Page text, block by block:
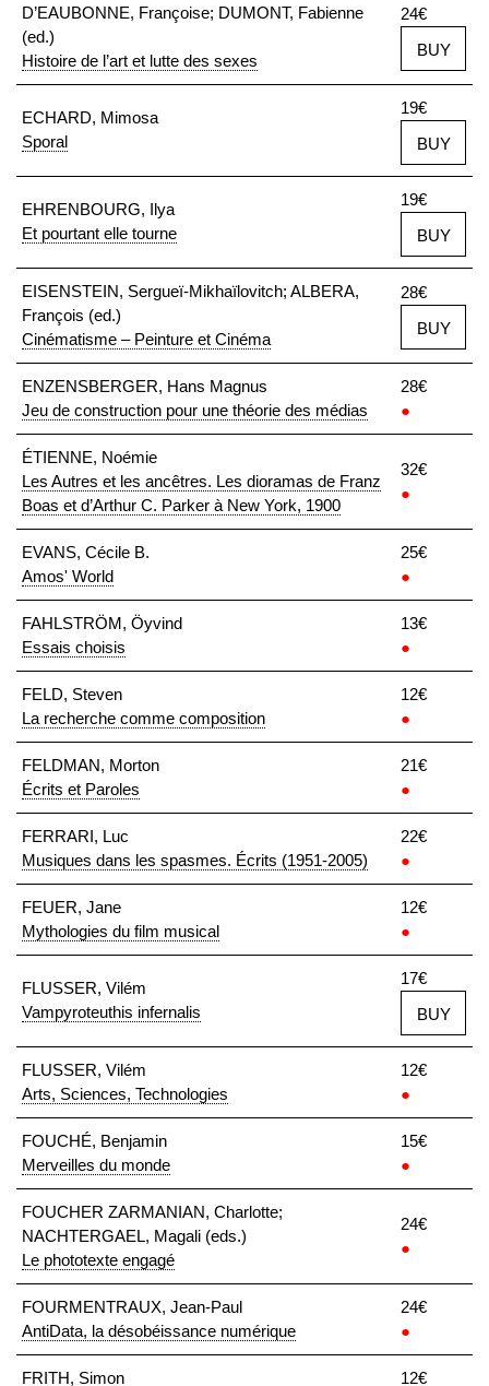
D’EAUBONNE, Françoise; DUMONT, Fabienne
(ed.)
Histoire de l’art et lutte des sexes
24€
BUY
ECHARD, Mimosa
Sporal
19€
BUY
EHRENBOURG, Ilya
Et pourtant elle tourne
19€
BUY
EISENSTEIN, Sergueï-Mikhaïlovitch; ALBERA,
François (ed.)
Cinématisme – Peinture et Cinéma
28€
BUY
ENZENSBERGER, Hans Magnus
Jeu de construction pour une théorie des médias
28€
●
ÉTIENNE, Noémie
Les Autres et les ancêtres. Les dioramas de Franz
Boas et d’Arthur C. Parker à New York, 1900
32€
●
EVANS, Cécile B.
Amos' World
25€
●
FAHLSTRÖM, Öyvind
Essais choisis
13€
●
FELD, Steven
La recherche comme composition
12€
●
FELDMAN, Morton
Écrits et Paroles
21€
●
FERRARI, Luc
Musiques dans les spasmes. Écrits (1951-2005)
22€
●
FEUER, Jane
Mythologies du film musical
12€
●
FLUSSER, Vilém
Vampyroteuthis infernalis
17€
BUY
FLUSSER, Vilém
Arts, Sciences, Technologies
12€
●
FOUCHÉ, Benjamin
Merveilles du monde
15€
●
FOUCHER ZARMANIAN, Charlotte;
NACHTERGAEL, Magali (eds.)
Le phototexte engagé
24€
●
FOURMENTRAUX, Jean-Paul
AntiData, la désobéissance numérique
24€
●
FRITH, Simon 12€